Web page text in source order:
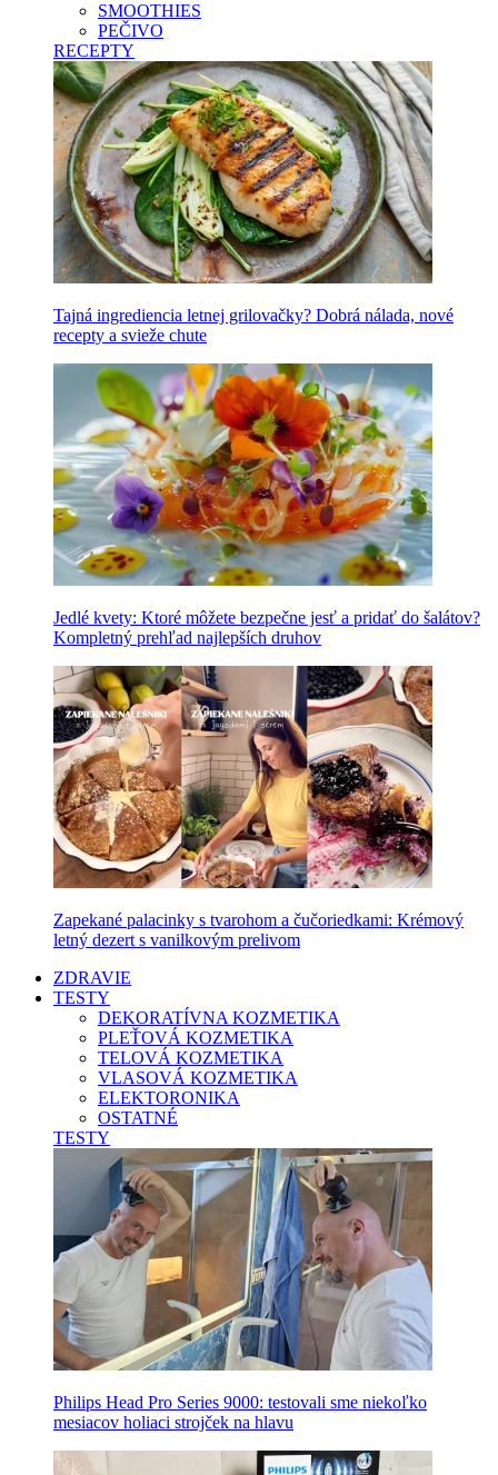
SMOOTHIES
PEČIVO
RECEPTY
Tajná ingrediencia letnej grilovačky? Dobrá nálada, nové
recepty a svieže chute
Jedlé kvety: Ktoré môžete bezpečne jesť a pridať do šalátov?
Kompletný prehľad najlepších druhov
Zapekané palacinky s tvarohom a čučoriedkami: Krémový
letný dezert s vanilkovým prelivom
ZDRAVIE
TESTY
DEKORATÍVNA KOZMETIKA
PLEŤOVÁ KOZMETIKA
TELOVÁ KOZMETIKA
VLASOVÁ KOZMETIKA
ELEKTORONIKA
OSTATNÉ
TESTY
Philips Head Pro Series 9000: testovali sme niekoľko
mesiacov holiaci strojček na hlavu